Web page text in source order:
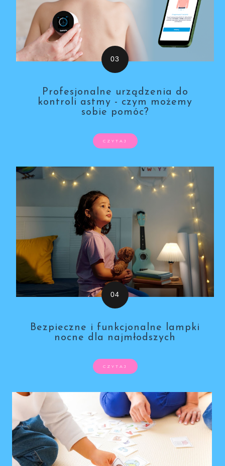
Profesjonalne urządzenia do
kontroli astmy - czym możemy
sobie pomóc?
CZYTAJ
Bezpieczne i funkcjonalne lampki
nocne dla najmłodszych
CZYTAJ